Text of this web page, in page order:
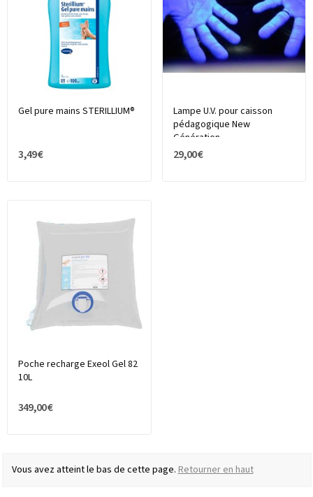
Gel pure mains STERILLIUM®
3,49 €
Lampe U.V. pour caisson
pédagogique New
Génération
29,00 €
Poche recharge Exeol Gel 82
10L
349,00 €
Vous avez atteint le bas de cette page. Retourner en haut